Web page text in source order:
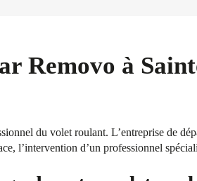
Removo à
du volet roulant. L’entreprise de
l’intervention d’un professionnel